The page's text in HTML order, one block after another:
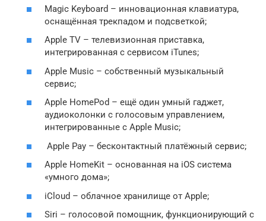
Magic Keyboard – инновационная клавиатура,
оснащённая трекпадом и подсветкой;
Apple TV – телевизионная приставка,
интегрированная с сервисом iTunes;
Apple Music – собственный музыкальный
сервис;
Apple HomePod – ещё один умный гаджет,
аудиоколонки с голосовым управлением,
интегрированные с Apple Music;
Apple Pay – бесконтактный платёжный сервис;
Apple HomeKit – основанная на iOS система
«умного дома»;
iCloud – облачное хранилище от Apple;
Siri – голосовой помощник, функционирующий с